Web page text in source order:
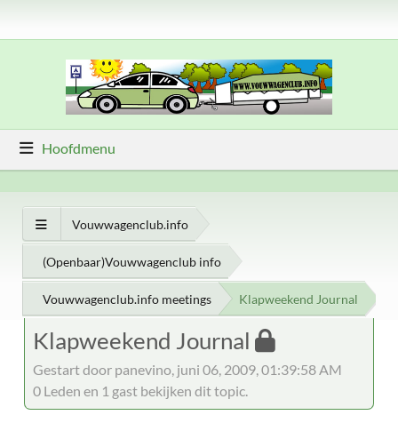
Hoofdmenu
Vouwwagenclub.info
(Openbaar)Vouwwagenclub info
Vouwwagenclub.info meetings Klapweekend Journal
Klapweekend Journal
Gestart door panevino, juni 06, 2009, 01:39:58 AM
0 Leden en 1 gast bekijken dit topic.